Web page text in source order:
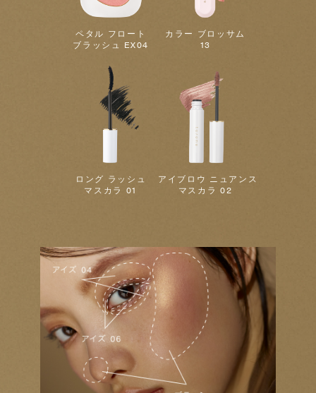
ペタル フロート
ブラッシュ EX04
カラー ブロッサム
13
ロング ラッシュ
マスカラ 01
アイブロウ ニュアンス
マスカラ 02